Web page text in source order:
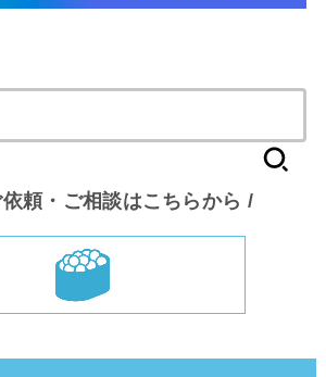
索:
頼・ご相談はこちらから /